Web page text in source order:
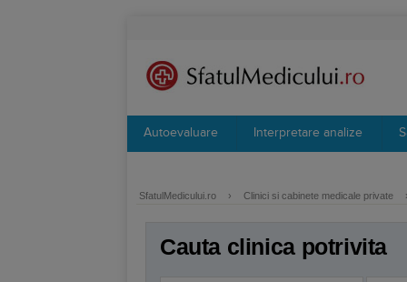
Autoevaluare Interpretare analize
SfatulMedicului.ro › Clinici si cabinete medicale private
Cauta clinica potrivita